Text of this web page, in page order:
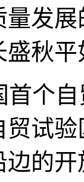
发
盛秋
个自
试
的